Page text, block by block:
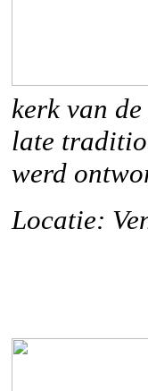
kerk van
late
werd
Locatie: